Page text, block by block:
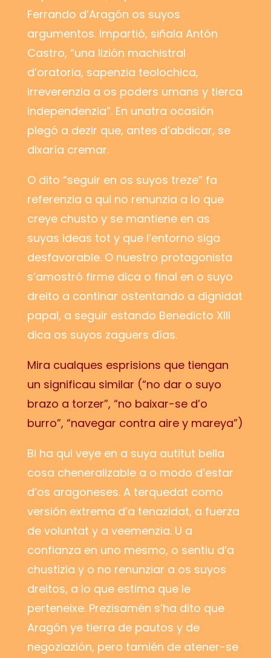
Ferrando d’Aragón os suyos
argumentos. Impartió, siñala Antón
Castro, “una lizión machistral
d’oratoria, sapenzia teolochica,
irreverenzia a os poders umans y tierca
independenzia”. En unatra ocasión
plegó a dezir que, antes d’abdicar, se
dixaría cremar.
O dito “seguir en os suyos treze” fa
referenzia a qui no renunzia a lo que
creye chusto y se mantiene en as
suyas ideas tot y que l’entorno siga
desfavorable. O nuestro protagonista
s’amostró firme dica o final en o suyo
dreito a continar ostentando a dignidat
papal, a seguir estando Benedicto XIII
dica os suyos zaguers días.
Mira cualques esprisions que tiengan
un significau similar (“no dar o suyo
brazo a torzer”, “no baixar-se d’o
burro”, “navegar contra aire y mareya”)
Bi ha qui veye en a suya autitut bella
cosa cheneralizable a o modo d’estar
d’os aragoneses. A terquedat como
versión extrema d’a tenazidat, a fuerza
de voluntat y a veemenzia. U a
confianza en uno mesmo, o sentiu d’a
chustizia y o no renunziar a os suyos
dreitos, a lo que estima que le
perteneixe. Prezisamén s’ha dito que
Aragón ye tierra de pautos y de
negoziazión, pero tamién de atener-se